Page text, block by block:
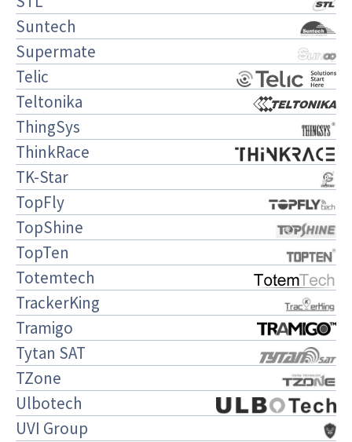
Suntech
Supermate
Telic
Teltonika
ThingSys
ThinkRace
TK-Star
TopFly
TopShine
TopTen
Totemtech
TrackerKing
Tramigo
Tytan SAT
TZone
Ulbotech
UVI Group